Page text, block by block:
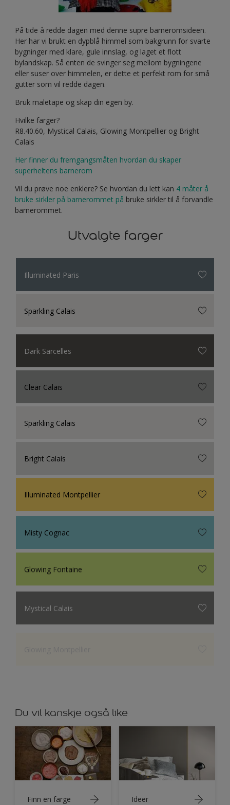
På tide å redde dagen med denne supre barneromsideen.
Her har vi brukt en dypblå himmel som bakgrunn for svarte
bygninger med klare, gule innslag, og laget et flott
bylandskap. Så enten de svinger seg mellom bygningene
eller suser over himmelen, er dette et perfekt rom for små
gutter som vil redde dagen.
Bruk maletape og skap din egen by.
Hvilke farger?
R8.40.60, Mystical Calais, Glowing Montpellier og Bright
Calais
Her finner du fremgangsmåten hvordan du skaper
superheltens barnerom
Vil du prøve noe enklere? Se hvordan du lett kan 4 måter å
bruke sirkler på barnerommet på bruke sirkler til å forvandle
barnerommet.
Utvalgte farger
Illuminated Paris
Sparkling Calais
Dark Sarcelles
Clear Calais
Sparkling Calais
Bright Calais
Illuminated Montpellier
Misty Cognac
Glowing Fontaine
Mystical Calais
Du vil kanskje også like
Finn en farge Ideer